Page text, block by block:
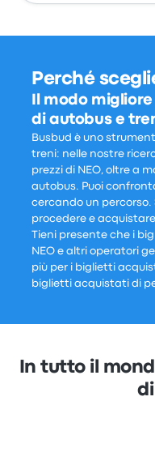
Perché
Il modo
di autobus e
Busbud è uno
treni: nelle nostre
prezzi di NEO, oltre a
autobus. Puoi
cercando un percorso.
procedere e
Tieni presente che i
NEO e altri operatori
più per i biglietti
biglietti acquistati di
In tutto il
di